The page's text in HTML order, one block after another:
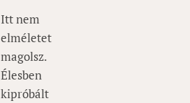
Itt nem
elméletet
magolsz.
Élesben
kipróbált